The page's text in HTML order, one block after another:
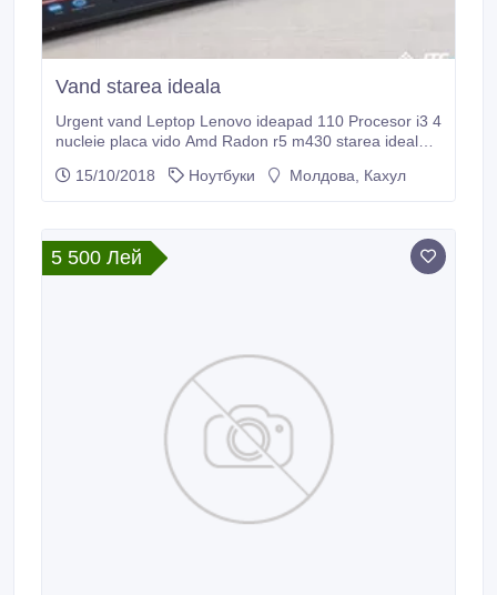
Vand starea ideala
Urgent vand Leptop Lenovo ideapad 110 Procesor i3 4
nucleie placa vido Amd Radon r5 m430 starea ideala
15/10/2018
Ноутбуки Молдова, Кахул
5 500 Лей